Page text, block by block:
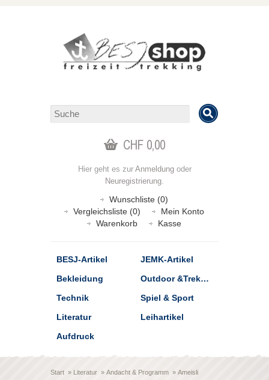
CHF 0,00
Hier geht es zur Anmeldungoder
Neuregistrierung.
Wunschliste (0)
Vergleichsliste (0)
Mein Konto
Warenkorb
Kasse
BESJ-Artikel
JEMK-Artikel
Bekleidung
Outdoor &Trekking
Technik
Spiel & Sport
Literatur
Leihartikel
Aufdruck
Start » Literatur » Andacht & Programm » Ameisli